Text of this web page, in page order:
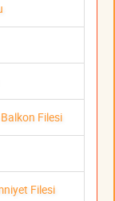
Filesi
Filesi